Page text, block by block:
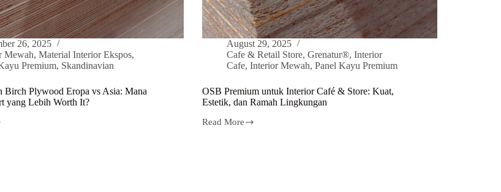
26, 2025
Mewah,Material Interior Ekspos,
Premium, Skandinavian
Birch Plywood Eropa vs Asia: Mana
yang Lebih Worth It?
August 29, 2025
Cafe & Retail Store,Grenatur®,Interior
Cafe,Interior Mewah,Panel Kayu Premium
OSB Premium untuk Interior Café & Store: Kuat,
Estetik, dan Ramah Lingkungan
Read More